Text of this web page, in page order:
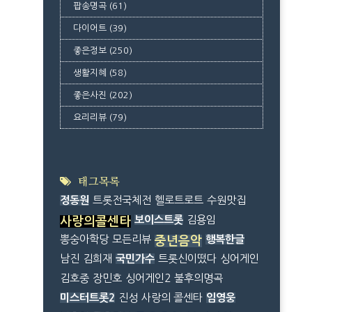
팝송명곡 (61)
다이어트 (39)
좋은정보 (250)
생활지혜 (58)
좋은사진 (202)
요리리뷰 (79)
태그목록
정동원 트롯전국체전 헬로트로트 수원맛집
사랑의콜센타 보이스트롯 김용임
뽕숭아학당 모든리뷰 중년음악 행복한글
남진 김희재 국민가수 트롯신이떴다 싱어게인
김호중 장민호 싱어게인2 불후의명곡
미스터트롯2 진성 사랑의 콜센타 임영웅